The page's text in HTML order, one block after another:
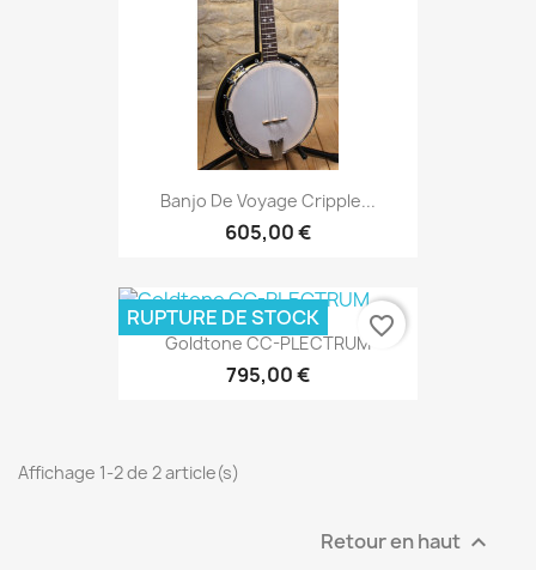
Banjo De Voyage Cripple...
605,00 €
Goldtone CC-PLECTRUM
795,00 €
RUPTURE DE STOCK favorite_border
Affichage 1-2 de 2 article(s)
Retour en haut 